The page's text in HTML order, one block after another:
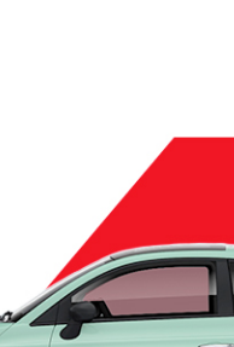
для коммерческих
Ferodo и рыночных